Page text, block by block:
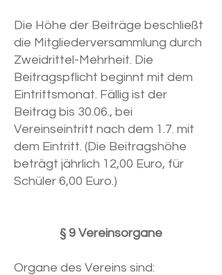
Die Höhe der Beiträge beschließt
die Mitgliederversammlung durch
Zweidrittel-Mehrheit. Die
Beitragspflicht beginnt mit dem
Eintrittsmonat. Fällig ist der
Beitrag bis 30.06., bei
Vereinseintritt nach dem 1.7. mit
dem Eintritt. (Die Beitragshöhe
beträgt jährlich 12,00 Euro, für
Schüler 6,00 Euro.)
§ 9 Vereinsorgane
Organe des Vereins sind: